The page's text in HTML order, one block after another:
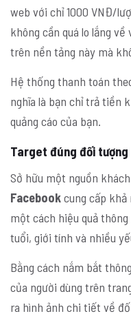
web với chỉ 1000 VNĐ/
không cần quá lo lắng
trên nền tảng này mà
Hệ thống thanh toán
nghĩa là bạn chỉ trả tiền
quảng cáo của bạn.
Target đúng đối
Sở hữu một nguồn
Facebookcung cấp
một cách hiệu quả
tuổi, giới tính và nhiều
Bằng cách nắm bắt
của người dùng trên
ra hình ảnh chi tiết về